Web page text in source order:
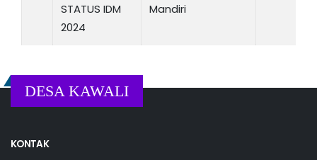
STATUS IDM
2024
Mandiri
DESA KAWALI
KONTAK